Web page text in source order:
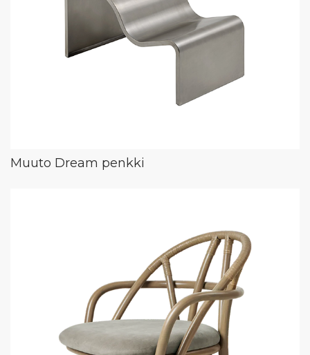
Muuto Dream penkki